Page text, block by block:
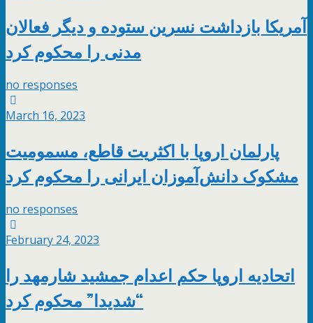
آمریکا بازداشت نسرین ستوده و دیگر فعالان
مدنی را محکوم کرد
no responses
March 16, 2023
پارلمان اروپا با اکثریت قاطع، مسمومیت
مشکوک دانش‌آموزان ایرانی را محکوم کرد
no responses
February 24, 2023
اتحادیه اروپا حکم اعدام جمشید شارمهد را
“شدیدا” محکوم کرد